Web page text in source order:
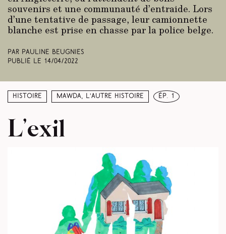
souvenirs et une communauté d’entraide. Lors
d’une tentative de passage, leur camionnette
blanche est prise en chasse par la police belge.
Par Pauline Beugnies
Publié le 14/04/2022
Histoire Mawda, l’autre histoire ép. 1
L’exil